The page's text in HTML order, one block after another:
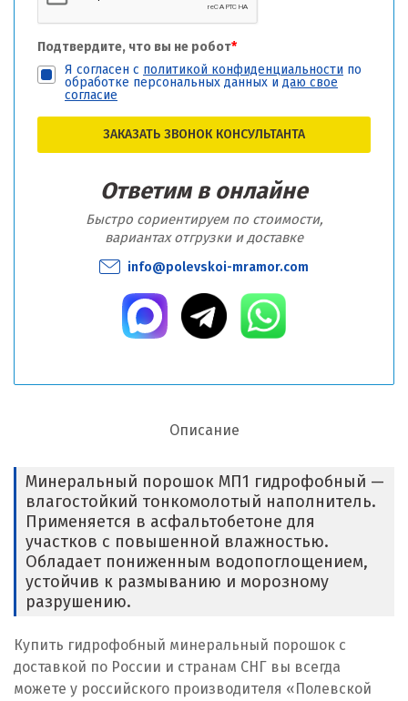
Подтвердите, что вы не робот*
Я согласен с политикой конфиденциальности по
обработке персональных данных и даю свое
согласие
ЗАКАЗАТЬ ЗВОНОК КОНСУЛЬТАНТА
Ответим в онлайне
Быстро сориентируем по стоимости,
вариантах отгрузки и доставке
info@polevskoi-mramor.com
Описание
Минеральный порошок МП1 гидрофобный —
влагостойкий тонкомолотый наполнитель.
Применяется в асфальтобетоне для
участков с повышенной влажностью.
Обладает пониженным водопоглощением,
устойчив к размыванию и морозному
разрушению.
Купить гидрофобный минеральный порошок с
доставкой по России и странам СНГ вы всегда
можете у российского производителя «Полевской